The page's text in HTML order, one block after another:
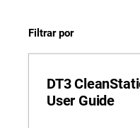
Filtrar por
DT3
User Guide